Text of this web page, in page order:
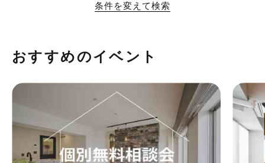
条件を変えて検索
おすすめのイベント